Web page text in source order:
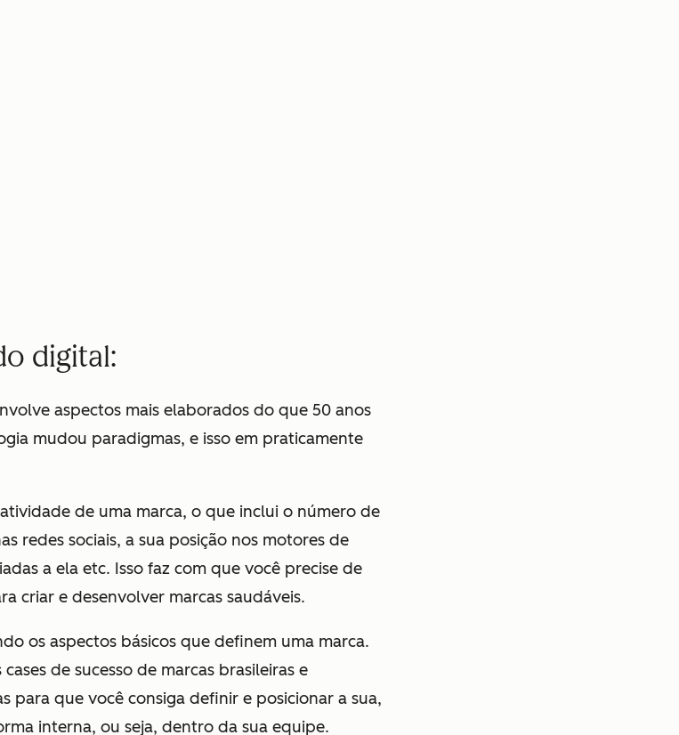
digital:
aspectos mais elaborados do que 50 anos
mudou paradigmas, e isso em praticamente
de uma marca, o que inclui o número de
redes sociais, a sua posição nos motores de
a ela etc. Isso faz com que você precise de
criar e desenvolver marcas saudáveis.
os aspectos básicos que definem uma marca.
de sucesso de marcas brasileiras e
para que você consiga definir e posicionar a sua,
interna, ou seja, dentro da sua equipe.